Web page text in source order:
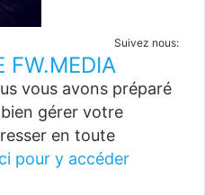
Suivez nous:
FW.MEDIA
vous avons préparé
gérer votre
en toute
pour y accéder